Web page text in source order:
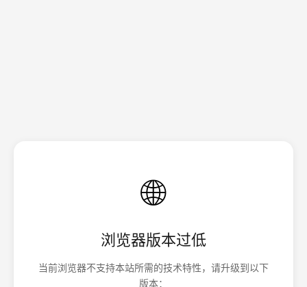
🌐
浏览器版本过低
当前浏览器不支持本站所需的技术特性，请升级到以下
版本：